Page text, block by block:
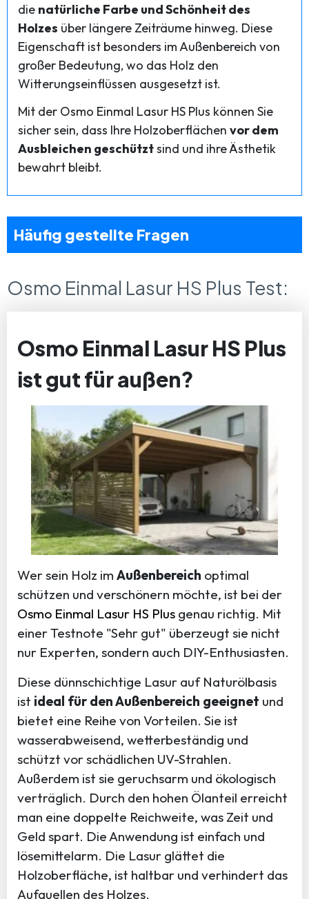
die natürliche Farbe und Schönheit des
Holzes über längere Zeiträume hinweg. Diese
Eigenschaft ist besonders im Außenbereich von
großer Bedeutung, wo das Holz den
Witterungseinflüssen ausgesetzt ist.
Mit der Osmo Einmal Lasur HS Plus können Sie
sicher sein, dass Ihre Holzoberflächen vor dem
Ausbleichen geschütztsind und ihre Ästhetik
bewahrt bleibt.
Häufig gestellte Fragen
Osmo Einmal Lasur HS Plus Test:
Osmo Einmal Lasur HS Plus
ist gut für außen?
Wer sein Holz im Außenbereich optimal
schützen und verschönern möchte, ist bei der
Osmo Einmal Lasur HS Plus genau richtig. Mit
einer Testnote "Sehr gut" überzeugt sie nicht
nur Experten, sondern auch DIY-Enthusiasten.
Diese dünnschichtige Lasur auf Naturölbasis
ist ideal für den Außenbereich geeignet und
bietet eine Reihe von Vorteilen. Sie ist
wasserabweisend, wetterbeständig und
schützt vor schädlichen UV-Strahlen.
Außerdem ist sie geruchsarm und ökologisch
verträglich. Durch den hohen Ölanteil erreicht
man eine doppelte Reichweite, was Zeit und
Geld spart. Die Anwendung ist einfach und
lösemittelarm. Die Lasur glättet die
Holzoberfläche, ist haltbar und verhindert das
Aufquellen des Holzes.